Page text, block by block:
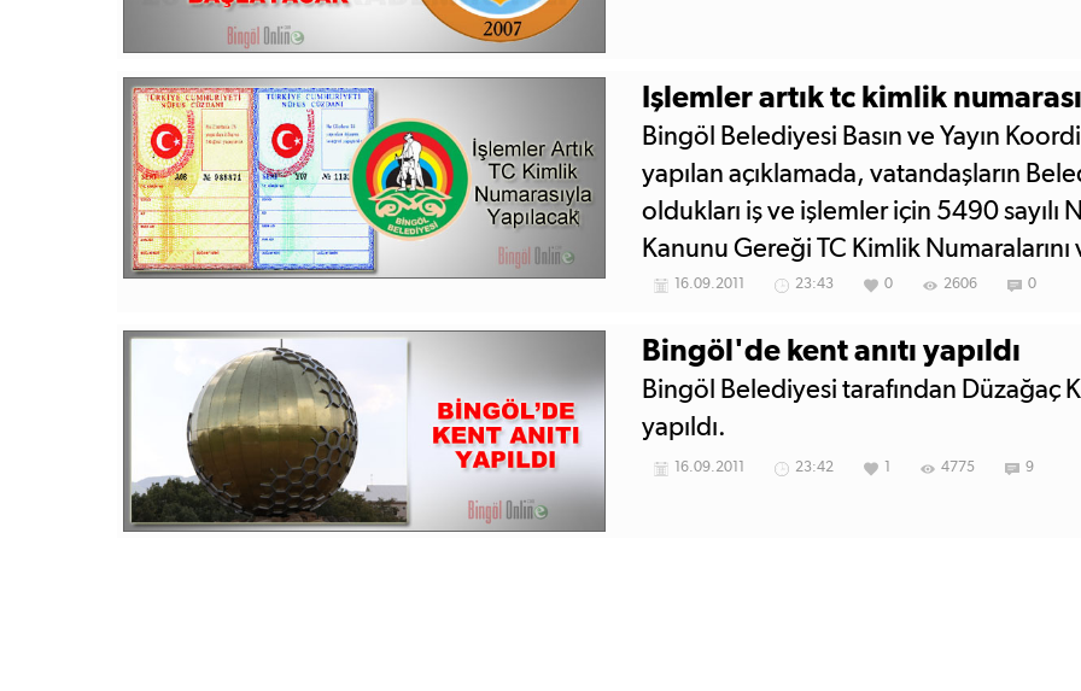
Bingöl Belediyesi Basın ve Yayın
yapılan açıklamada, vatandaşların
oldukları iş ve işlemler için 5490 sayılı
Kanunu Gereği TC Kimlik
kaydedildi.
16.09.2011 23:43 0 2606 0
Bingöl'de kent anıtı yapıldı
Bingöl Belediyesi tarafından Düzağaç
yapıldı.
16.09.2011 23:42 4775 9